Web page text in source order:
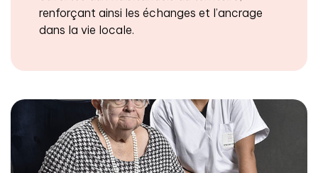
renforçant ainsi les échanges et l’ancrage
dans la vie locale.